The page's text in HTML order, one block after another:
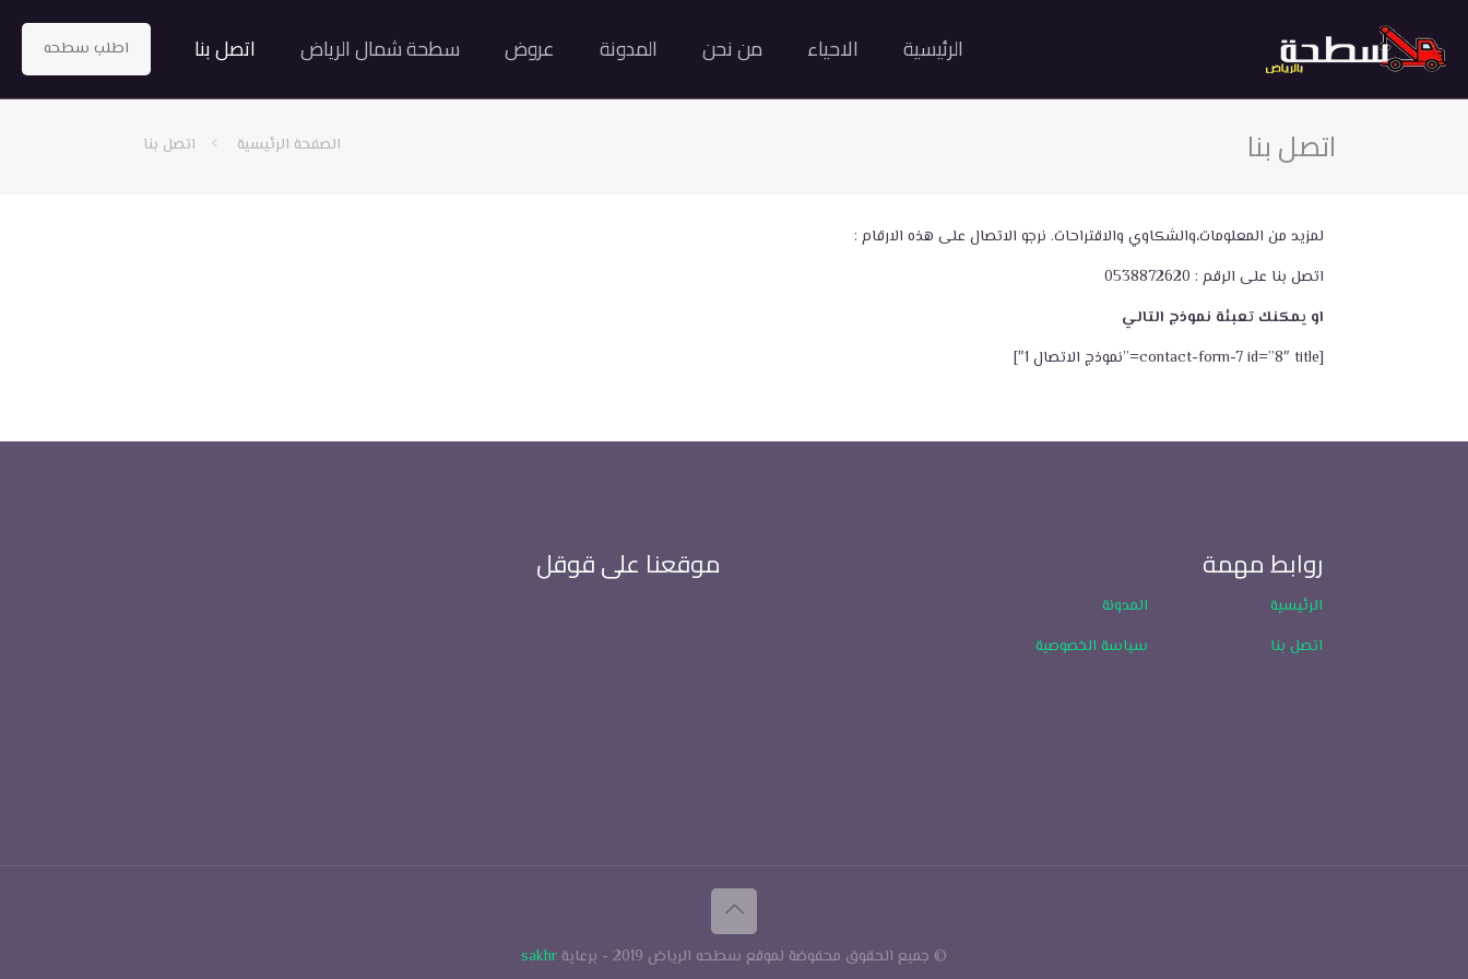
الرئيسية الاحياء من نحن المدونة عروض سطحة شمال الرياض اتصل بنا اطلب سطحه
اتصل بنا الصفحة الرئيسية اتصل بنا
لمزيد من المعلومات،والشكاوي والاقتراحات. نرجو الاتصال على هذه الارقام :
اتصل بنا على الرقم : 0538872620
او يمكنك تعبئة نموذج التالي
[contact-form-7 id=”8″ title=”نموذج الاتصال 1″]
روابط مهمة
الرئيسية
المدونة
اتصل بنا
سياسة الخصوصية
موقعنا على قوقل
© جميع الحقوق محفوضة لموقع سطحه الرياض 2019 - برعاية sakhr